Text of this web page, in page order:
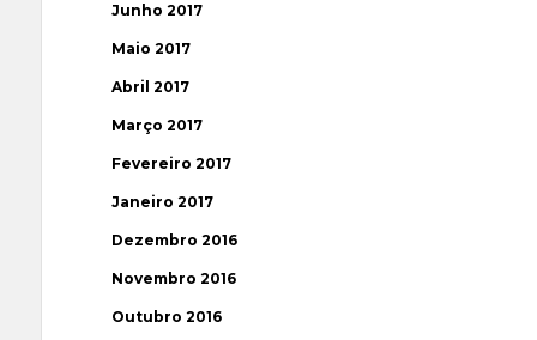
Junho 2017
Maio 2017
Abril 2017
Março 2017
Fevereiro 2017
Janeiro 2017
Dezembro 2016
Novembro 2016
Outubro 2016